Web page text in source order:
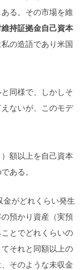
る。その市場を維
維持証拠金自己資本
の造語であり米国
同様で、しかしそ
ないが、このモデ
額以上を自己資本
ある。
がどれくらい発生
預かり資産（実預
とでどれくらいの
それと同額以上の
そのような未収金